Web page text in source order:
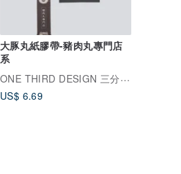
大豚丸紙膠帶-豬肉丸專門店
系
ONE THIRD DESIGN 三分之一設計
US$ 6.69